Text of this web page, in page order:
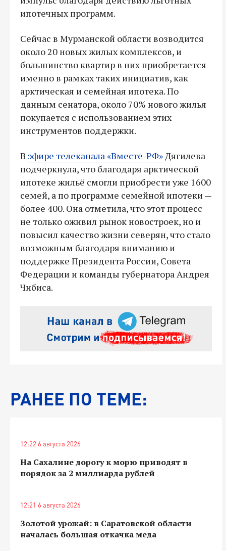
ипотечных программ.
Сейчас в Мурманской области возводится
около 20 новых жилых комплексов, и
большинство квартир в них приобретается
именно в рамках таких инициатив, как
арктическая и семейная ипотека. По
данным сенатора, около 70% нового жилья
покупается с использованием этих
инструментов поддержки.
В эфире телеканала «Вместе-РФ» Дягилева
подчеркнула, что благодаря арктической
ипотеке жильё смогли приобрести уже 1600
семей, а по программе семейной ипотеки —
более 400. Она отметила, что этот процесс
не только оживил рынок новостроек, но и
повысил качество жизни северян, что стало
возможным благодаря вниманию и
поддержке Президента России, Совета
Федерации и команды губернатора Андрея
Чибиса.
РАНЕЕ ПО ТЕМЕ:
12:22 6 августа 2026
На Сахалине дорогу к морю приводят в
порядок за 2 миллиарда рублей
12:21 6 августа 2026
Золотой урожай: в Саратовской области
началась большая откачка меда